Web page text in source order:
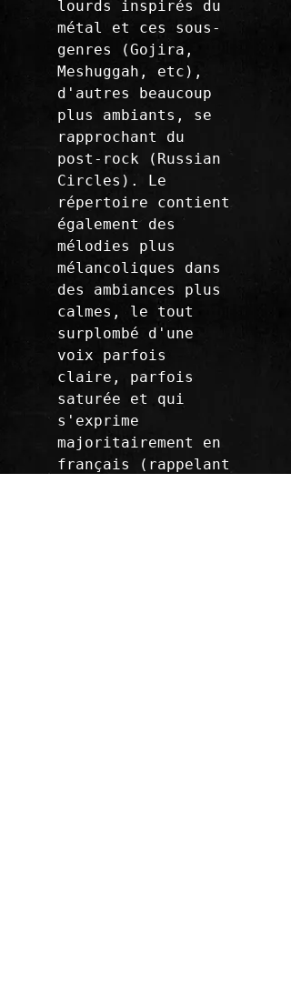
lourds inspirés du
métal et ces sous-
genres (Gojira,
Meshuggah, etc),
d'autres beaucoup
plus ambiants, se
rapprochant du
post-rock (Russian
Circles). Le
répertoire contient
également des
mélodies plus
mélancoliques dans
des ambiances plus
calmes, le tout
surplombé d'une
voix parfois
claire, parfois
saturée et qui
s'exprime
majoritairement en
français (rappelant